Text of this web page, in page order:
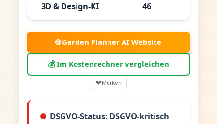
3D & Design-KI 46
🌐 Garden Planner AI Website
💰 Im Kostenrechner vergleichen
❤Merken
DSGVO-Status: DSGVO-kritisch